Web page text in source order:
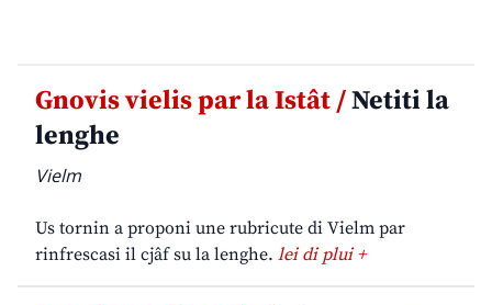
Gnovis vielis par la Istât /Netiti la
lenghe
Vielm
Us tornin a proponi une rubricute di Vielm par
rinfrescasi il cjâf su la lenghe. lei di plui +